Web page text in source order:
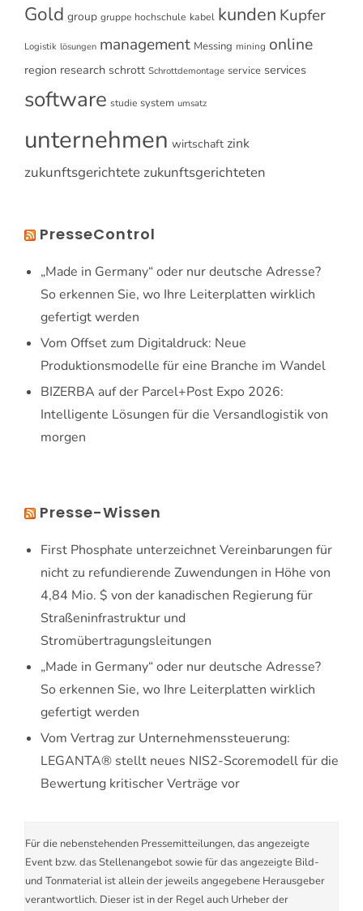
Gold group gruppe hochschule kabel kunden Kupfer
Logistik lösungen management Messing mining online
region research schrott Schrottdemontage service services
software studie system umsatz
unternehmen wirtschaft zink
zukunftsgerichtete zukunftsgerichteten
PresseControl
„Made in Germany“ oder nur deutsche Adresse?
So erkennen Sie, wo Ihre Leiterplatten wirklich
gefertigt werden
Vom Offset zum Digitaldruck: Neue
Produktionsmodelle für eine Branche im Wandel
BIZERBA auf der Parcel+Post Expo 2026:
Intelligente Lösungen für die Versandlogistik von
morgen
Presse-Wissen
First Phosphate unterzeichnet Vereinbarungen für
nicht zu refundierende Zuwendungen in Höhe von
4,84 Mio. $ von der kanadischen Regierung für
Straßeninfrastruktur und
Stromübertragungsleitungen
„Made in Germany“ oder nur deutsche Adresse?
So erkennen Sie, wo Ihre Leiterplatten wirklich
gefertigt werden
Vom Vertrag zur Unternehmenssteuerung:
LEGANTA® stellt neues NIS2-Scoremodell für die
Bewertung kritischer Verträge vor
Für die nebenstehenden Pressemitteilungen, das angezeigte
Event bzw. das Stellenangebot sowie für das angezeigte Bild-
und Tonmaterial ist allein der jeweils angegebene Herausgeber
verantwortlich. Dieser ist in der Regel auch Urheber der